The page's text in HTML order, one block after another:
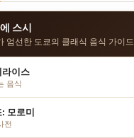
스시
엄선한 도쿄의 클래식 음식 가이드
이스
음식
모로미
전